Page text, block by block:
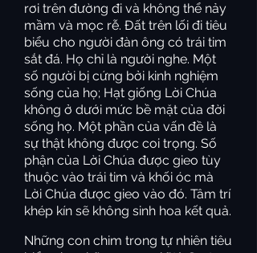
rơi trên đường đi và không thể nảy
mầm và mọc rễ. Đất trên lối đi tiêu
biểu cho người đàn ông có trái tim
sắt đá. Họ chỉ là người nghe. Một
số người bị cứng bởi kinh nghiệm
sống của họ; Hạt giống Lời Chúa
không ở dưới mức bề mặt của đời
sống họ. Một phần của vấn đề là
sự thật không được coi trọng. Số
phận của Lời Chúa được gieo tùy
thuộc vào trái tim và khối óc mà
Lời Chúa được gieo vào đó. Tâm trí
khép kín sẽ không sinh hoa kết quả.
Những con chim trong tự nhiên tiêu